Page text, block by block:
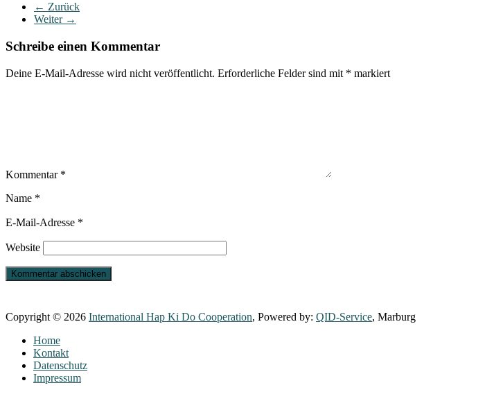
← Zurück
Weiter →
Schreibe einen Kommentar
Deine E-Mail-Adresse wird nicht veröffentlicht. Erforderliche Felder sind mit * markiert
Kommentar *
Name *
E-Mail-Adresse *
Website
Copyright © 2026 International Hap Ki Do Cooperation, Powered by: QID-Service, Marburg
Home
Kontakt
Datenschutz
Impressum